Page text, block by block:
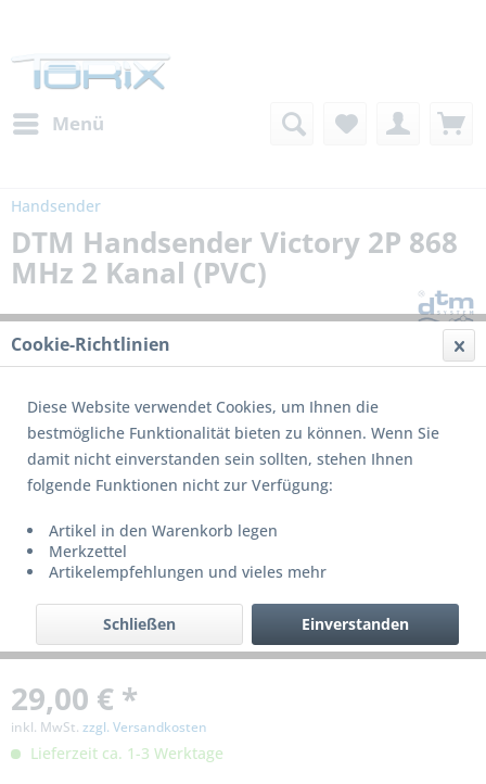
Menü
Handsender
DTM Handsender Victory 2P 868
MHz 2 Kanal (PVC)
29,00 € *
inkl. MwSt. zzgl. Versandkosten
Lieferzeit ca. 1-3 Werktage
Cookie-Richtlinien
Diese Website verwendet Cookies, um Ihnen die
bestmögliche Funktionalität bieten zu können. Wenn Sie
damit nicht einverstanden sein sollten, stehen Ihnen
folgende Funktionen nicht zur Verfügung:
Artikel in den Warenkorb legen
Merkzettel
Artikelempfehlungen und vieles mehr
Einverstanden
Schließen